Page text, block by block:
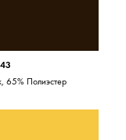
65% Полиэстер